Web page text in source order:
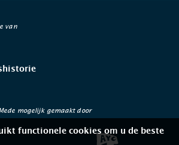
van
mogelijk gemaakt door
functionele cookies om u de beste